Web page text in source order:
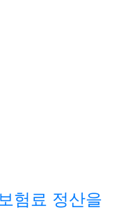
험료 정산을